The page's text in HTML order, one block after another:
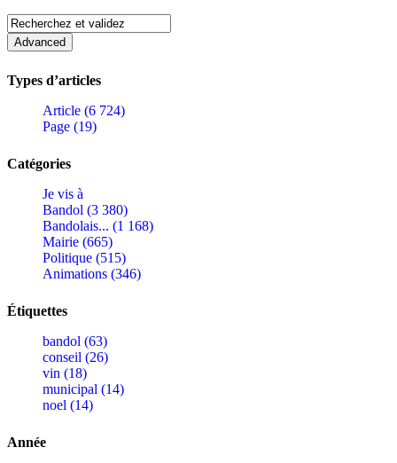
Types d’articles
Article (6 724)
Page (19)
Catégories
Je vis à
Bandol (3 380)
Bandolais... (1 168)
Mairie (665)
Politique (515)
Animations (346)
Étiquettes
bandol (63)
conseil (26)
vin (18)
municipal (14)
noel (14)
Année